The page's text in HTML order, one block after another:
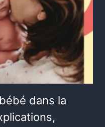
dans la